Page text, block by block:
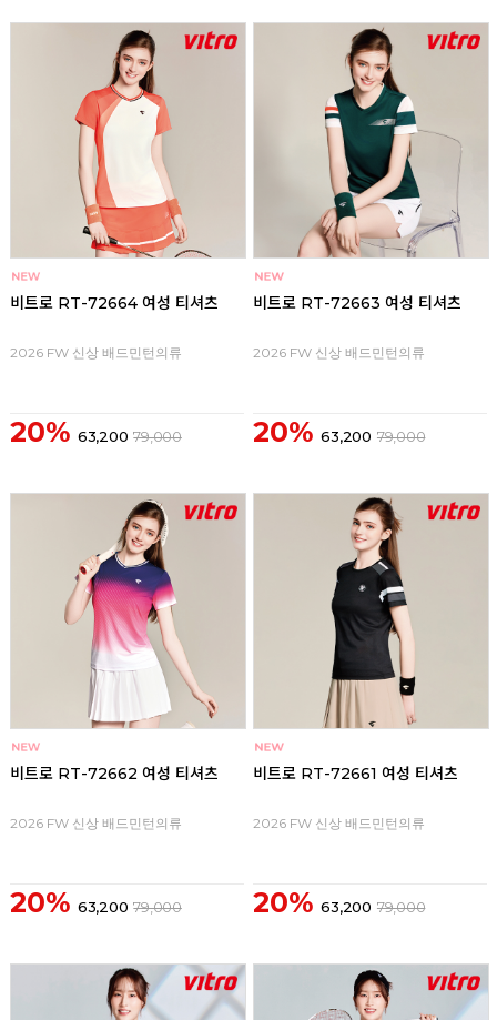
비트로 RT-72664 여성 티셔츠
2026 FW 신상 배드민턴의류
20% 63,200 79,000
비트로 RT-72663 여성 티셔츠
2026 FW 신상 배드민턴의류
20% 63,200 79,000
비트로 RT-72662 여성 티셔츠
2026 FW 신상 배드민턴의류
20% 63,200 79,000
비트로 RT-72661 여성 티셔츠
2026 FW 신상 배드민턴의류
20% 63,200 79,000